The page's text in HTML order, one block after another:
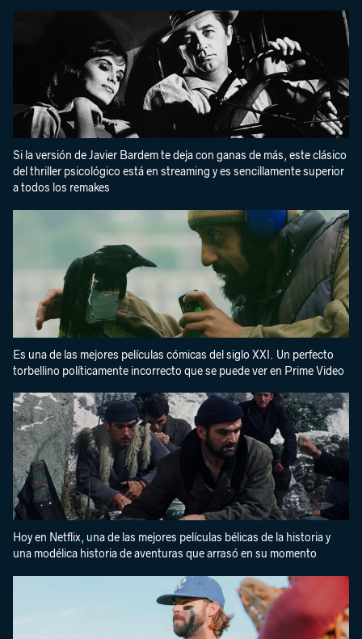
Si la versión de Javier Bardem te deja con ganas de más, este clásico
del thriller psicológico está en streaming y es sencillamente superior
a todos los remakes
Es una de las mejores películas cómicas del siglo XXI. Un perfecto
torbellino políticamente incorrecto que se puede ver en Prime Video
Hoy en Netflix, una de las mejores películas bélicas de la historia y
una modélica historia de aventuras que arrasó en su momento